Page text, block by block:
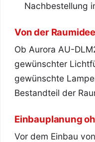
Nachbestellung
Von der
Ob Aurora AU-
gewünschter
gewünschte
Bestandteil der
Einbauplanung
Vor dem Einbau